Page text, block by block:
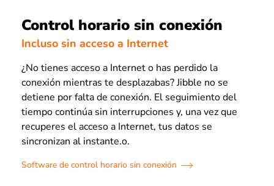
Control horario sin conexión
Incluso sin acceso a Internet
¿No tienes acceso a Internet o has perdido la
conexión mientras te desplazabas? Jibble no se
detiene por falta de conexión. El seguimiento del
tiempo continúa sin interrupciones y, una vez que
recuperes el acceso a Internet, tus datos se
sincronizan al instante.o.
Software de control horario sin conexión